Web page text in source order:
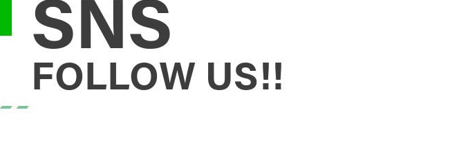
FOLLOW US!!